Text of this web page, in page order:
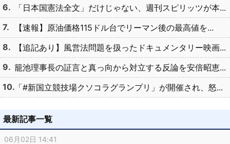
「日本国憲法全文」だけじゃない、週刊スピリッツが本...
【速報】原油価格115ドル台でリーマン後の最高値を...
【追記あり】風営法問題を扱ったドキュメンタリー映画...
籠池理事長の証言と真っ向から対立する反論を安倍昭恵...
「#新国立競技場クソコラグランプリ」が開催され、怒...
最新記事一覧
06月02日 14:41